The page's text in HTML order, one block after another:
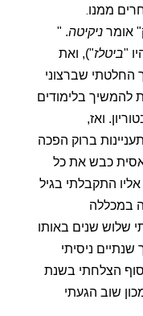
ממנו.
אומר ניקיטה. "
"ביטלז"), ואת
החלטתי שברצוני
להמשיך בלימודים
ואז,
ברוק הפכה
כבש את כל
אליו התקבלתי בגיל
במכללה
שלוש שנים באותו
ניסיתי
הצלחתי בשנת
שוב הגעתי